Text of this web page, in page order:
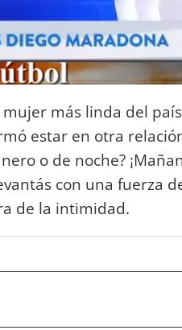
más linda del
estar en otra
o de noche?
con una fuerza
de la intimidad.